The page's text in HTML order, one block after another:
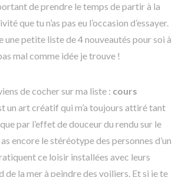
de prendre le temps de partir à la
que tu n’as pas eu l’occasion d’essayer.
une petite liste de 4 nouveautés pour soi à
mal comme idée je trouve !
de cocher sur ma liste : cours
un art créatif qui m’a toujours attiré tant
par l’effet de douceur du rendu sur le
encore le stéréotype des personnes d’un
ce loisir installées avec leurs
de la mer à peindre des voiliers. Et si je te